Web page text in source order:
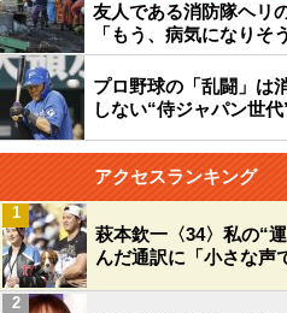
友人である消防隊ヘリ
「もう、病気になりそ
プロ野球の「乱闘」は
しない“侍ジャパン世
アクセスランキング
萩本欽一〈34〉私の“
んだ通訳に「小さな声
1
2